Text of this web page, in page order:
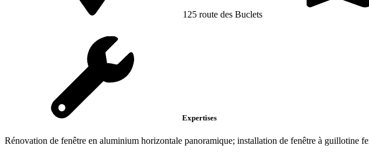
125 route des Buclets
Expertises
Rénovation de fenêtre en aluminium horizontale panoramique; installation de fenêtre à guillotine